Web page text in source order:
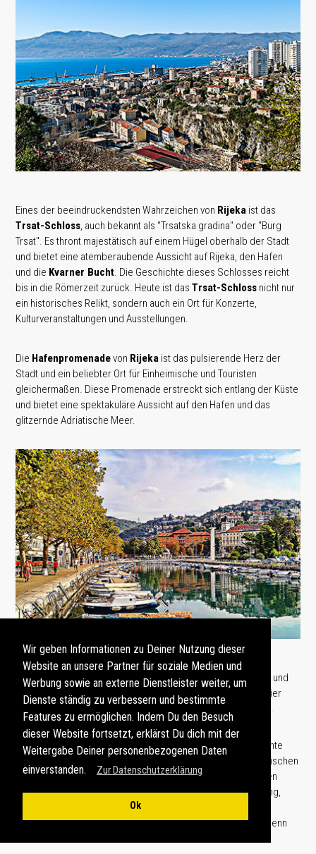
Wir geben Informationen zu Deiner Nutzung dieser
Website an unsere Partner für soziale Medien und
Werbung sowie an externe Dienstleister weiter, um
Dienste ständig zu verbessern und bestimmte
Features zu ermöglichen. Indem Du den Besuch
dieser Website fortsetzt, erklärst Du dich mit der
Weitergabe Deiner personenbezogenen Daten
einverstanden.
Zur Datenschutzerklärung
Ok
Eines der beeindruckendsten Wahrzeichen von Rijeka ist das
Trsat-Schloss, auch bekannt als "Trsatska gradina" oder "Burg
Trsat". Es thront majestätisch auf einem Hügel oberhalb der Stadt
und bietet eine atemberaubende Aussicht auf Rijeka, den Hafen
und die Kvarner Bucht. Die Geschichte dieses Schlosses reicht
bis in die Römerzeit zurück. Heute ist dasTrsat-Schloss nicht nur
ein historisches Relikt, sondern auch ein Ort für Konzerte,
Kulturveranstaltungen und Ausstellungen.
Die Hafenpromenadevon Rijeka ist das pulsierende Herz der
Stadt und ein beliebter Ort für Einheimische und Touristen
gleichermaßen. Diese Promenade erstreckt sich entlang der Küste
und bietet eine spektakuläre Aussicht auf den Hafen und das
glitzernde Adriatische Meer.
An der Promenade finden sich zahlreiche Cafés, Restaurants und
Bars, die köstliche lokale Speisen und Getränke servieren. Hier
kann man entspannt flanieren und die Meeresbrise genießen.
Parallel zur Hafenpromenade verläuft derKorzo, eine bekannte
. Der Korzo ist gesäumt von historischen
Gebäuden, Einkaufsmöglichkeiten, Boutiquen und gemütlichen
Cafés. Diese lebhafte Straße ist ein beliebter Ort für Shopping,
Essen und Trinken sowie für kulturelle Veranstaltungen. Die
Atmosphäre ist lebendig, besonders in den Abendstunden, wenn